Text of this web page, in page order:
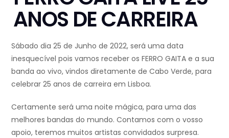
ANOS DE CARREIRA
Sábado dia 25 de Junho de 2022, será uma data
inesquecível pois vamos receber os FERRO GAITA e a sua
banda ao vivo, vindos diretamente de Cabo Verde, para
celebrar 25 anos de carreira em Lisboa.
Certamente será uma noite mágica, para uma das
melhores bandas do mundo. Contamos com o vosso
apoio, teremos muitos artistas convidados surpresa.